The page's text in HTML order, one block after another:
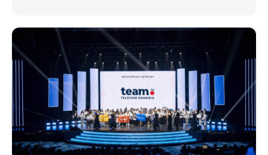
3 TV փաթեթը․ Ինտերնետ. Մինչև 50 Մբիթ/վ
արագություն։ Մինչև 80 TV ալիք՝ TeamTv Smart
հավելվածով: Ֆիքսված հեռախոսակապ. 180
րոպե դեպի Team ֆիքսված ցանց։ Սույն
սակագնային փաթեթում ներառված
հեռուստատեսության ծառայությունը
տրամադրվում է առանց TV սարքի՝ TeamTV Smart
հավելվածի միջոցով։ Սակագնային փաթեթի
արժեքները ներկայացվա